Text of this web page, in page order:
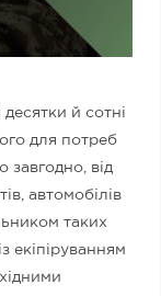
й сотні
для потреб
від
автомобілів
таких
екіпіруванням